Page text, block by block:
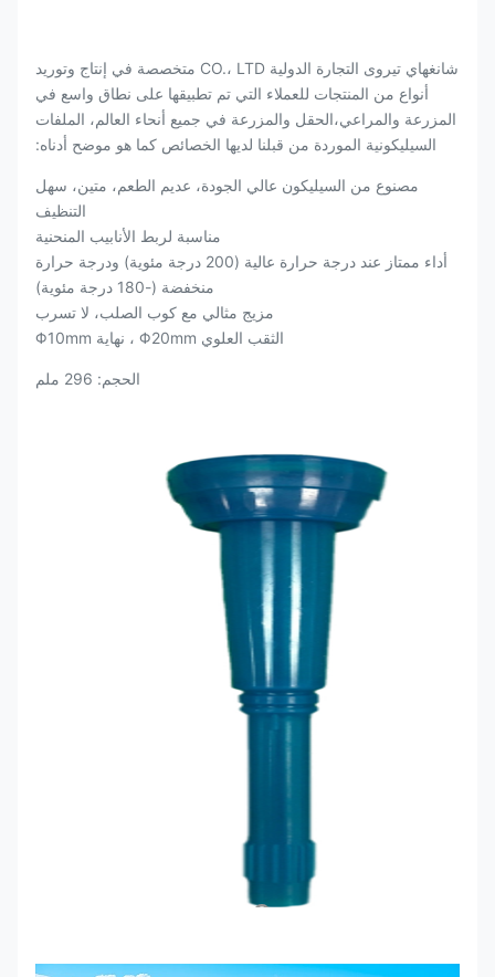
شانغهاي تيروى التجارة الدولية CO.، LTD متخصصة في إنتاج وتوريد
أنواع من المنتجات للعملاء التي تم تطبيقها على نطاق واسع في
المزرعة والمراعي،الحقل والمزرعة في جميع أنحاء العالم، الملفات
السيليكونية الموردة من قبلنا لديها الخصائص كما هو موضح أدناه:
مصنوع من السيليكون عالي الجودة، عديم الطعم، متين، سهل
التنظيف
مناسبة لربط الأنابيب المنحنية
أداء ممتاز عند درجة حرارة عالية (200 درجة مئوية) ودرجة حرارة
منخفضة (-180 درجة مئوية)
مزيج مثالي مع كوب الصلب، لا تسرب
الثقب العلوي Φ20mm ، نهاية Φ10mm
الحجم: 296 ملم